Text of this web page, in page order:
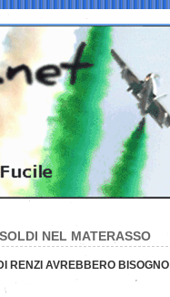
NEL MATERASSO
RENZI AVREBBERO BISOGNO